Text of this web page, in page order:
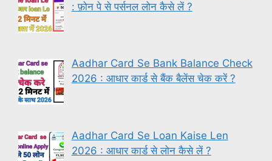
: फ़ोन पे से पर्सनल लोन कैसे लें ?
Aadhar Card Se Bank Balance Check
2026 : आधार कार्ड से बैंक बैलेंस चेक करें ?
Aadhar Card Se Loan Kaise Len
2026 : आधार कार्ड से लोन कैसे लें ?